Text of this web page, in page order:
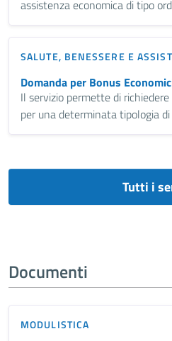
assistenza economica di tipo
SALUTE, BENESSERE E
Domanda per Bonus
Il servizio permette di
per una determinata tipologia di
Tutti i
Documenti
MODULISTICA